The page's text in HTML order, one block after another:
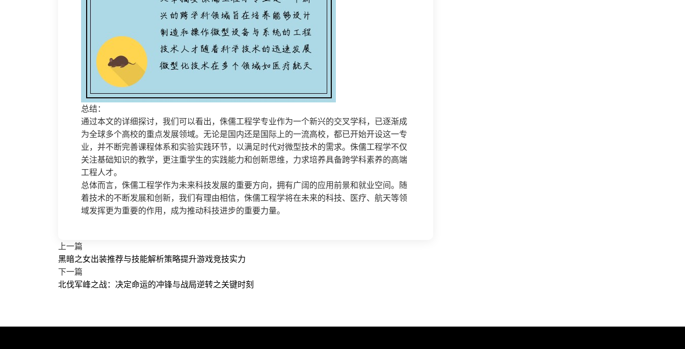
总结：
通过本文的详细探讨，我们可以看出，侏儒工程学专业作为一个新兴的交叉学科，已逐渐成
为全球多个高校的重点发展领域。无论是国内还是国际上的一流高校，都已开始开设这一专
业，并不断完善课程体系和实验实践环节，以满足时代对微型技术的需求。侏儒工程学不仅
关注基础知识的教学，更注重学生的实践能力和创新思维，力求培养具备跨学科素养的高端
工程人才。
总体而言，侏儒工程学作为未来科技发展的重要方向，拥有广阔的应用前景和就业空间。随
着技术的不断发展和创新，我们有理由相信，侏儒工程学将在未来的科技、医疗、航天等领
域发挥更为重要的作用，成为推动科技进步的重要力量。
上一篇
黑暗之女出装推荐与技能解析策略提升游戏竞技实力
下一篇
北伐军峰之战：决定命运的冲锋与战局逆转之关键时刻